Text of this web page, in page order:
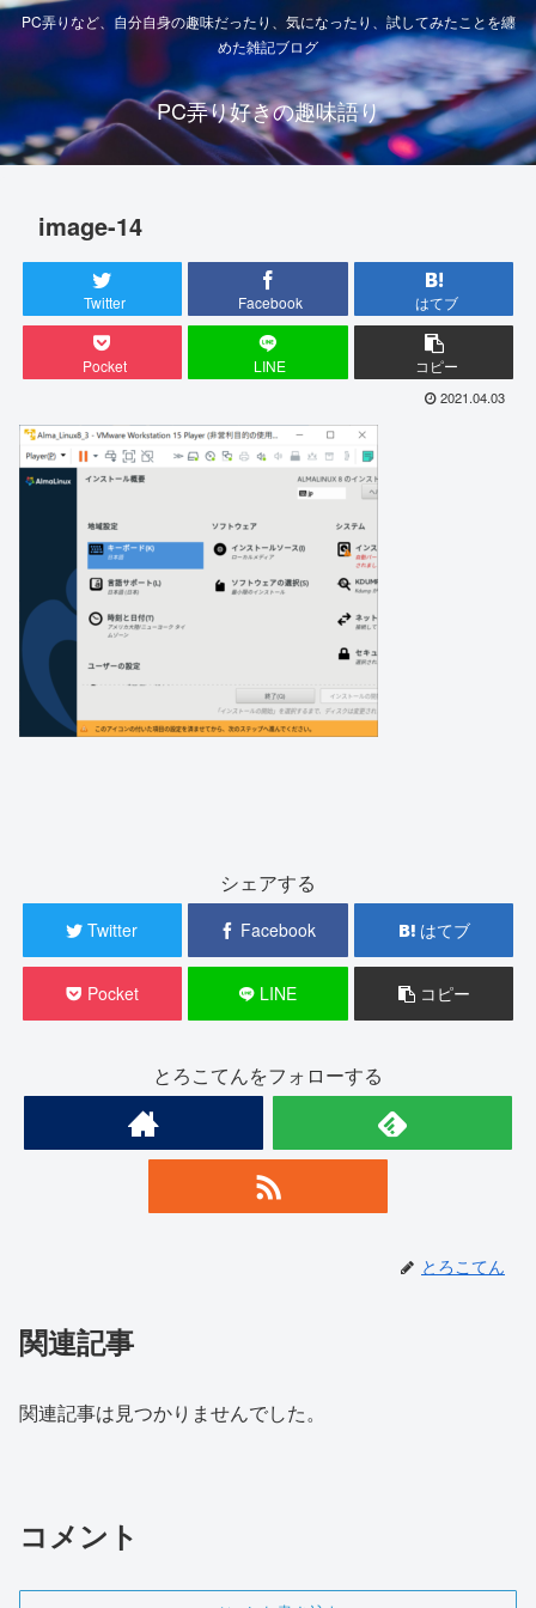
PC弄りなど、自分自身の趣味だったり、気になったり、試してみたことを纏
めた雑記ブログ
PC弄り好きの趣味語り
image-14
Twitter Facebook はてブ
Pocket LINE コピー
2021.04.03
シェアする
Twitter Facebook はてブ
Pocket LINE コピー
とろこてんをフォローする
とろこてん
関連記事
関連記事は見つかりませんでした。
コメント